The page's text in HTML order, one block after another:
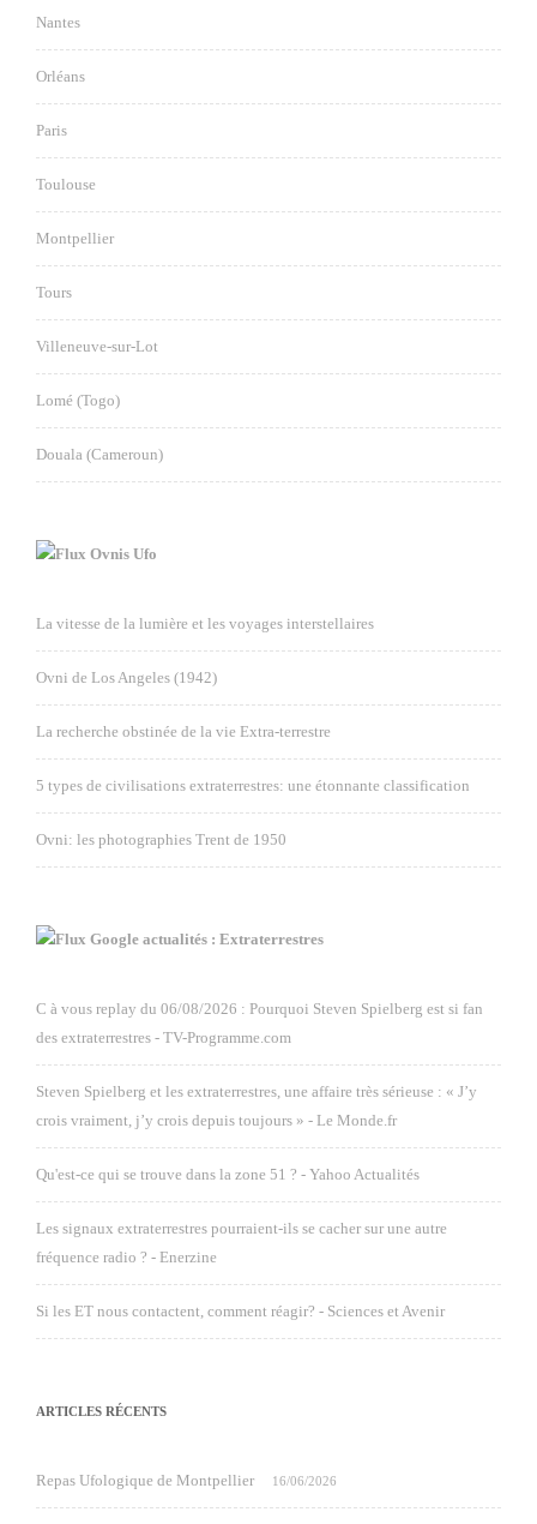
Nantes
Orléans
Paris
Toulouse
Montpellier
Tours
Villeneuve-sur-Lot
Lomé (Togo)
Douala (Cameroun)
Ovnis Ufo
La vitesse de la lumière et les voyages interstellaires
Ovni de Los Angeles (1942)
La recherche obstinée de la vie Extra-terrestre
5 types de civilisations extraterrestres: une étonnante classification
Ovni: les photographies Trent de 1950
Google actualités : Extraterrestres
C à vous replay du 06/08/2026 : Pourquoi Steven Spielberg est si fan
des extraterrestres - TV-Programme.com
Steven Spielberg et les extraterrestres, une affaire très sérieuse : « J’y
crois vraiment, j’y crois depuis toujours » - Le Monde.fr
Qu'est-ce qui se trouve dans la zone 51 ? - Yahoo Actualités
Les signaux extraterrestres pourraient-ils se cacher sur une autre
fréquence radio ? - Enerzine
Si les ET nous contactent, comment réagir? - Sciences et Avenir
ARTICLES RÉCENTS
Repas Ufologique de Montpellier 16/06/2026